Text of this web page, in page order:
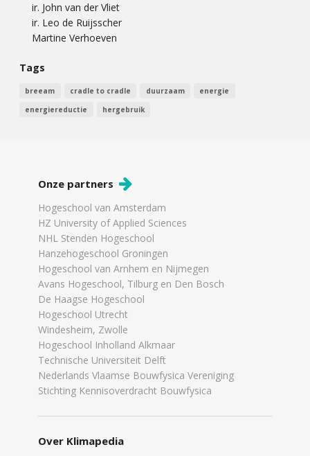
ir. John van der Vliet
ir. Leo de Ruijsscher
Martine Verhoeven
Tags
breeam cradle to cradle duurzaam
energie
energiereductie
hergebruik
Onze partners
Hogeschool van Amsterdam
HZ University of Applied Sciences
NHL Stenden Hogeschool
Hanzehogeschool Groningen
Hogeschool van Arnhem en Nijmegen
Avans Hogeschool, Tilburg en Den Bosch
De Haagse Hogeschool
Hogeschool Utrecht
Windesheim, Zwolle
Hogeschool Inholland Alkmaar
Technische Universiteit Delft
Nederlands Vlaamse Bouwfysica Vereniging
Stichting Kennisoverdracht Bouwfysica
Over Klimapedia